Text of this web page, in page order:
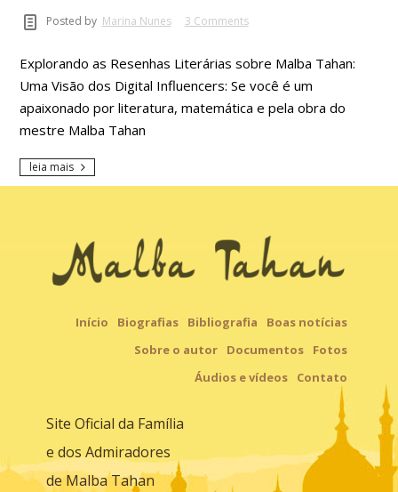
Posted by Marina Nunes 3 Comments
Explorando as Resenhas Literárias sobre Malba Tahan:
Uma Visão dos Digital Influencers: Se você é um
apaixonado por literatura, matemática e pela obra do
mestre Malba Tahan
leia mais
Início Biografias Bibliografia
Boas notícias
Sobre o autor
Documentos
Fotos
Áudios e vídeos
Contato
Site Oficial da Família
e dos Admiradores
de Malba Tahan